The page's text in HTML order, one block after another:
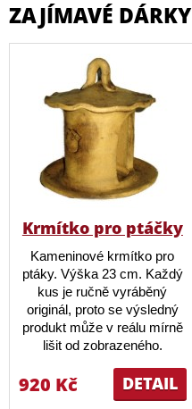
ZAJÍMAVÉ DÁRKY
Krmítko pro ptáčky
Kameninové krmítko pro
ptáky. Výška 23 cm. Každý
kus je ručně vyráběný
originál, proto se výsledný
produkt může v reálu mírně
lišit od zobrazeného.
DETAIL
920 Kč